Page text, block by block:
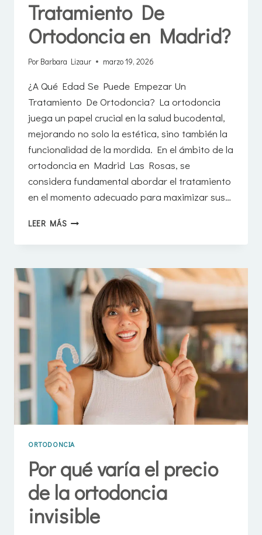
Tratamiento De
Ortodoncia en Madrid?
Por Barbara Lizaur marzo 19, 2026
¿A Qué Edad Se Puede Empezar Un
Tratamiento De Ortodoncia? La ortodoncia
juega un papel crucial en la salud bucodental,
mejorando no solo la estética, sino también la
funcionalidad de la mordida. En el ámbito de la
ortodoncia en Madrid Las Rosas, se
considera fundamental abordar el tratamiento
en el momento adecuado para maximizar sus…
LEER MÁS¿A
EDAD
RECOMIENDA
INICIAR
UN
TRATAMIENTO
ORTODONCIA
EN
MADRID?
ORTODONCIA
Por qué varía el precio
de la ortodoncia
invisible